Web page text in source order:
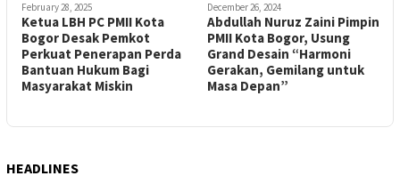
February 28, 2025
Ketua LBH PC PMII Kota
Bogor Desak Pemkot
Perkuat Penerapan Perda
Bantuan Hukum Bagi
Masyarakat Miskin
December 26, 2024
Abdullah Nuruz Zaini Pimpin
PMII Kota Bogor, Usung
Grand Desain “Harmoni
Gerakan, Gemilang untuk
Masa Depan”
HEADLINES